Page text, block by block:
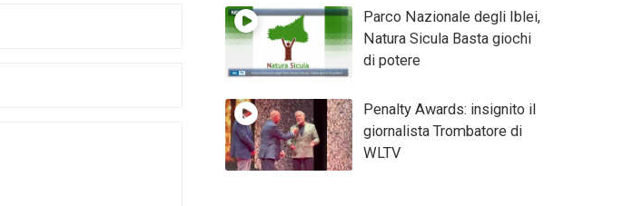
Parco Nazionale degli Iblei,
Natura Sicula Basta giochi
di potere
Penalty Awards: insignito il
giornalista Trombatore di
WLTV